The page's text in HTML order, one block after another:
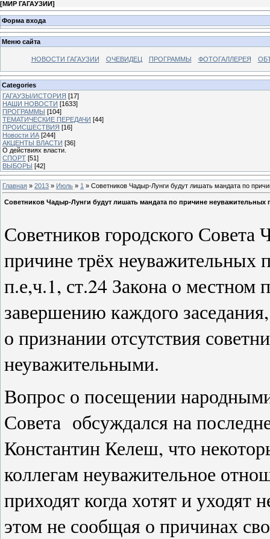
[МИР ГАГАУЗИИ]
Форма входа
Меню сайта
НОВОСТИ ГАГАУЗИИ ОЧЕВИДЕЦ ПРОГРАММЫ ФОТОГАЛЛЕРЕЯ
Categories
ГАГАУЗЫ/ИСТОРИЯ [17]
НАШИ НОВОСТИ [1633]
ПРОГРАММЫ [104]
ТЕМАТИЧЕСКИЕ ПЕРЕДАЧИ [44]
ПРОИСШЕСТВИЯ [16]
Новости ИА [244]
АКЦЕНТЫ ВЛАСТИ [36]
О действиях власти.
СПОРТ [51]
ВЫБОРЫ [42]
Главная » 2013 » Июль » 1 » Советников Чадыр-Лунги будут лишать мандата по
Советников Чадыр-Лунги будут лишать мандата по причине неуважительных
Советников городского
причине трёх неуважительных
п.е,ч.1, ст.24 Закона о
завершению каждого
о признании отсутствия
неуважительными.
Вопрос о посещении
Совета обсуждался на
Константин Келеш, что
коллегам неуважительное
приходят когда хотят и уходят
этом не сообщая о причинах